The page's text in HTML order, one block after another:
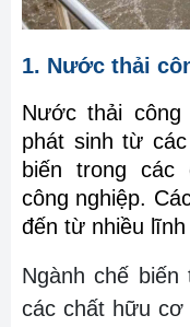
1. Nước thải
Nước thải
phát sinh từ
biến trong các
công nghiệp.
đến từ nhiều
Ngành chế
các chất hữu